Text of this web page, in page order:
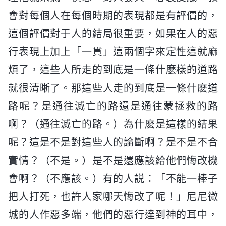
會對每個人在每個時期的表現都是有評價的，
這個評價對于人的結局很重要，如果在人的惡
行表現上加上「一貫」這兩個字來定性這就麻
煩了，這些人所走的到底是一條什麽樣的道路
就很清晰了。那這些人走的到底是一條什麽道
路呢？是通往滅亡的路還是通往蒙拯救的路
啊？（通往滅亡的路。）為什麽是這樣的結果
呢？這是不是對這些人的論斷啊？是不是不合
實情？（不是。）是不是還應該給他們悔改機
會啊？（不應該。）有的人説：「不能一棒子
把人打死，也許人家哪天悔改了呢！」尼尼微
城的人作惡多端，他們的惡行達到神的耳中，